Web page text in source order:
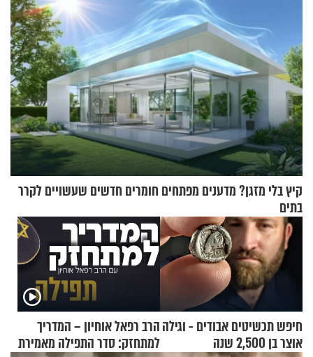
קיץ בלי מזגן? מדענים מפתחים חומרים חדשים שעשויים לקרר
בתים
חיפש תכשיטים אבודים - וגילה
אוצר בן 2,500 שנה
הרב רפאל אוחיון – המדריך
למתחזק: סדר התפילה מאמירת